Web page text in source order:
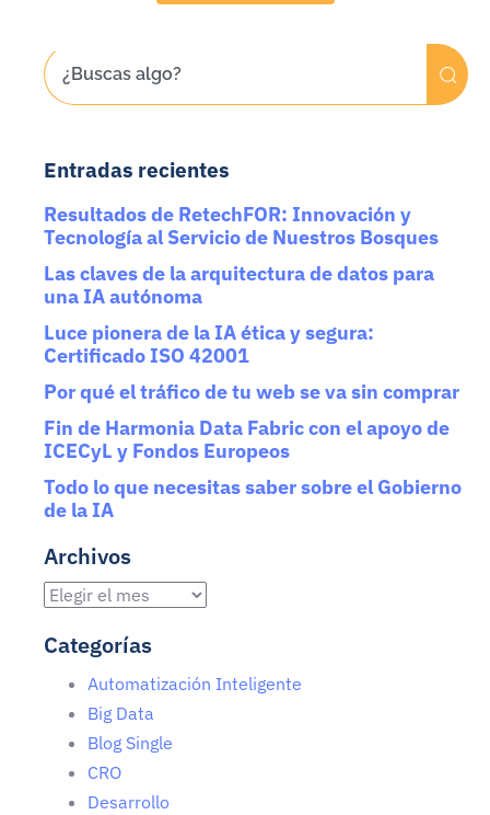
Entradas recientes
Resultados de RetechFOR: Innovación y
Tecnología al Servicio de Nuestros Bosques
Las claves de la arquitectura de datos para
una IA autónoma
Luce pionera de la IA ética y segura:
Certificado ISO 42001
Por qué el tráfico de tu web se va sin comprar
Fin de Harmonia Data Fabric con el apoyo de
ICECyL y Fondos Europeos
Todo lo que necesitas saber sobre el Gobierno
de la IA
Archivos
Categorías
Automatización Inteligente
Big Data
Blog Single
CRO
Desarrollo